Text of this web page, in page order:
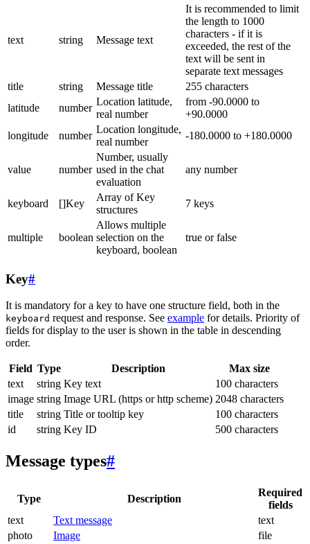
text string Message text
It is recommended to limit
the length to 1000
characters - if it is
exceeded, the rest of the
text will be sent in
separate text messages
title
string Message title
255 characters
latitude
number
Location latitude,
real number
from -90.0000 to
+90.0000
longitude
number
Location longitude,
real number
-180.0000 to +180.0000
value number
Number, usually
used in the chat
evaluation
any number
keyboard []Key
Array of Key
structures
7 keys
multiple boolean
Allows multiple
selection on the
keyboard, boolean
true or false
Key#
It is mandatory for a key to have one structure field, both in the
keyboard request and response. See example for details. Priority of
fields for display to the user is shown in the table in descending
order.
Field Type Description
Max size
text
string Key text
100 characters
image string Image URL (https or http scheme) 2048 characters
title
string Title or tooltip key
100 characters
id
string Key ID 500 characters
Message types#
Type Description
Required
fields
text
Text message
text
photo
Image
file